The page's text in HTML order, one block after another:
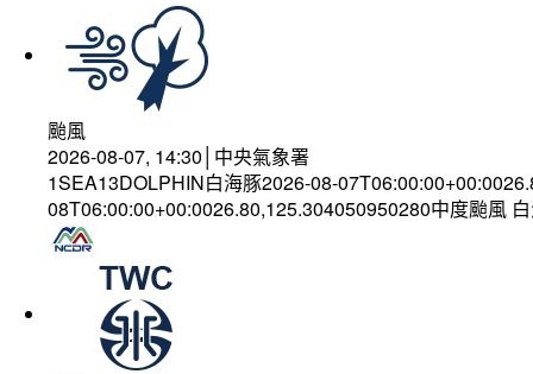
颱風
2026-08-07, 14:30│中央氣象署
1SEA13DOLPHIN白海豚2026-08-
08T06:00:00+00:0026.80,125.304050950280中度颱風